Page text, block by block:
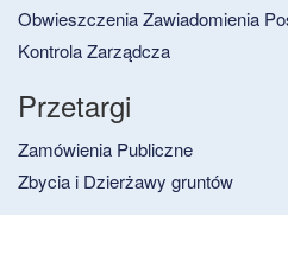
Obwieszczenia Zawiadomienia
Kontrola Zarządcza
Przetargi
Zamówienia Publiczne
Zbycia i Dzierżawy gruntów